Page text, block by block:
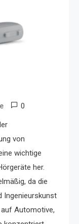
0
von
wichtige
her.
da die
Ingenieurskunst
Automotive,